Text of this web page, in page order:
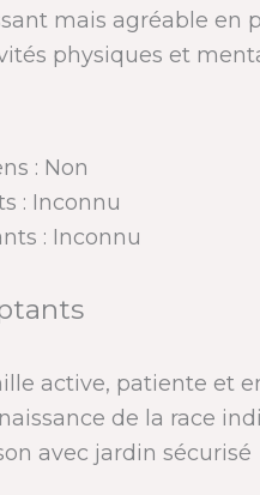
mais agréable en
physiques et
: Non
: Inconnu
: Inconnu
active, patiente et
de la race
avec jardin sécurisé